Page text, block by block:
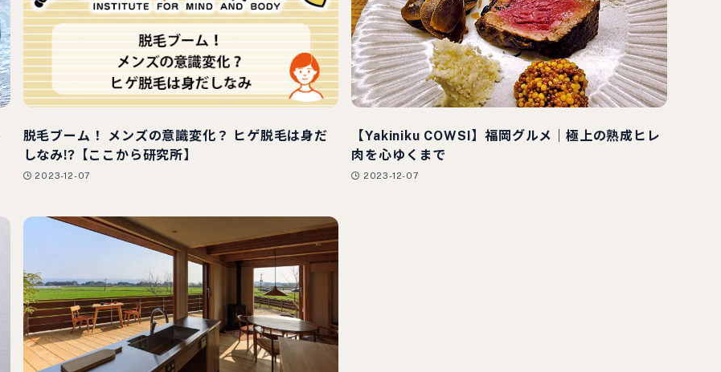
脱毛ブーム！ メンズの意識変化？ ヒゲ脱毛は身だ
しなみ!?【ここから研究所】
2023-12-07
【Yakiniku COWSI】福岡グルメ｜極上の熟成ヒレ
肉を心ゆくまで
2023-12-07